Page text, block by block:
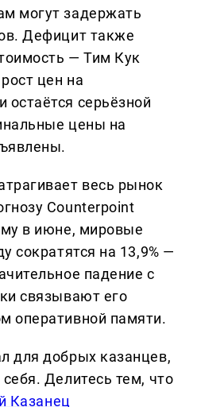
могут задержать
Дефицит также
— Тим Кук
цен на
серьёзной
цены на
весь рынок
Counterpoint
в июне, мировые
сократятся на 13,9% —
падение с
связывают его
оперативной памяти.
для добрых казанцев,
Делитеcь тем, что
Казанец